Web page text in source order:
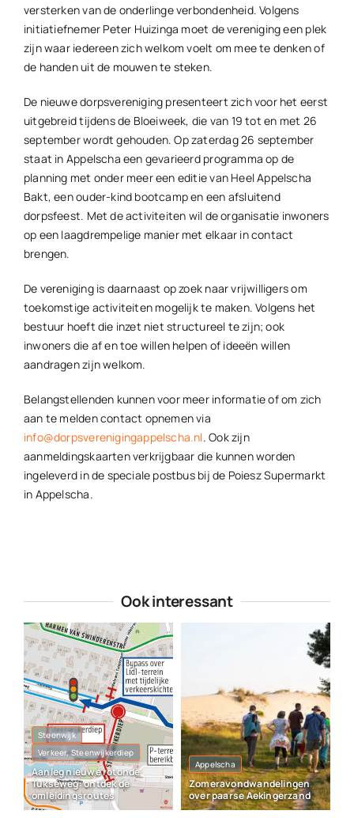
versterken van de onderlinge verbondenheid. Volgens
initiatiefnemer Peter Huizinga moet de vereniging een plek
zijn waar iedereen zich welkom voelt om mee te denken of
de handen uit de mouwen te steken.
De nieuwe dorpsvereniging presenteert zich voor het eerst
uitgebreid tijdens de Bloeiweek, die van 19 tot en met 26
september wordt gehouden. Op zaterdag 26 september
staat in Appelscha een gevarieerd programma op de
planning met onder meer een editie van Heel Appelscha
Bakt, een ouder-kind bootcamp en een afsluitend
dorpsfeest. Met de activiteiten wil de organisatie inwoners
op een laagdrempelige manier met elkaar in contact
brengen.
De vereniging is daarnaast op zoek naar vrijwilligers om
toekomstige activiteiten mogelijk te maken. Volgens het
bestuur hoeft die inzet niet structureel te zijn; ook
inwoners die af en toe willen helpen of ideeën willen
aandragen zijn welkom.
Belangstellenden kunnen voor meer informatie of om zich
aan te melden contact opnemen via
info@dorpsverenigingappelscha.nl. Ook zijn
aanmeldingskaarten verkrijgbaar die kunnen worden
ingeleverd in de speciale postbus bij de Poiesz Supermarkt
in Appelscha.
Ook interessant
Steenwijk
Verkeer, Steenwijkerdiep
Aanleg nieuwe rotonde
Tukseweg: ontdek de
omleidingsroutes
Appelscha
Zomeravondwandelingen
over paarse Aekingerzand